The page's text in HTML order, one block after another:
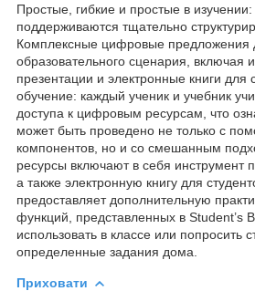
Простые, гибкие и простые в
поддерживаются тщательно
Комплексные цифровые предложения
образовательного сценария, включая
презентации и электронные книги для
обучение: каждый ученик и учебник
доступа к цифровым ресурсам, что
может быть проведено не только с
компонентов, но и со смешанным
ресурсы включают в себя инструмент
а также электронную книгу для
предоставляет дополнительную
функций, представленных в Student’s
использовать в классе или попросить
определенные задания дома.
Приховати